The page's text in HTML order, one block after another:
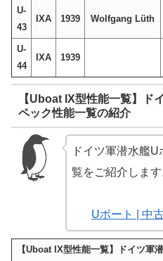
U-
43
IXA 1939 Wolfgang Lüth
U-
44
IXA 1939
【Uboat IX型性能一覧】ド
ペック性能一覧の紹介
ドイツ軍潜水艦
覧をご紹介します
Uボート | 中
【Uboat IX型性能一覧】ドイツ軍